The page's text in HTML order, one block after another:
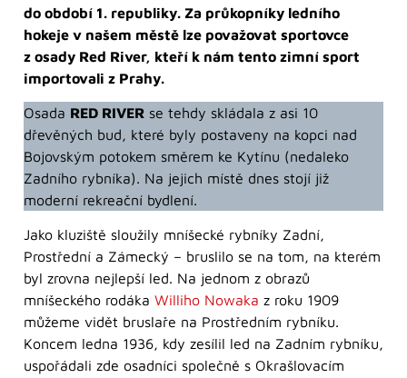
do období 1. republiky. Za průkopníky ledního
hokeje v našem městě lze považovat sportovce
z osady Red River, kteří k nám tento zimní sport
importovali z Prahy.
Osada RED RIVER se tehdy skládala z asi 10
dřevěných bud, které byly postaveny na kopci nad
Bojovským potokem směrem ke Kytínu (nedaleko
Zadního rybníka). Na jejich místě dnes stojí již
moderní rekreační bydlení.
Jako kluziště sloužily mníšecké rybníky Zadní,
Prostřední a Zámecký – bruslilo se na tom, na kterém
byl zrovna nejlepší led. Na jednom z obrazů
mníšeckého rodáka Williho Nowaka z roku 1909
můžeme vidět bruslaře na Prostředním rybníku.
Koncem ledna 1936, kdy zesílil led na Zadním rybníku,
uspořádali zde osadníci společně s Okrašlovacím